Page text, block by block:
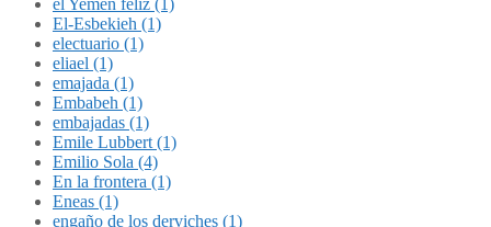
el Yemen feliz (1)
El-Esbekieh (1)
electuario (1)
eliael (1)
emajada (1)
Embabeh (1)
embajadas (1)
Emile Lubbert (1)
Emilio Sola (4)
En la frontera (1)
Eneas (1)
engaño de los derviches (1)